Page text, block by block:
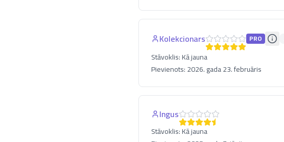
Kolekcionars PRO
Stāvoklis:Kā jauna
Pievienots:2026. gada 23. februāris
Ingus
Stāvoklis:Kā jauna